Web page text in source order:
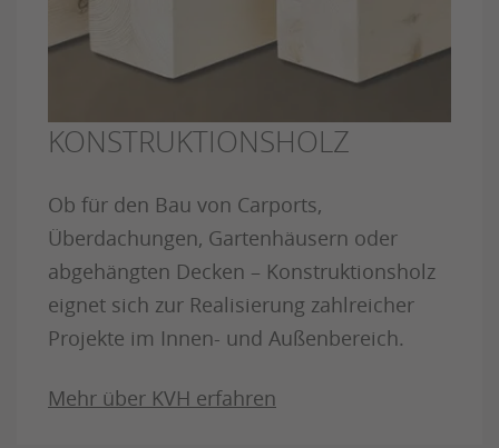
KONSTRUKTIONSHOLZ
Ob für den Bau von Carports,
Überdachungen, Gartenhäusern oder
abgehängten Decken – Konstruktionsholz
eignet sich zur Realisierung zahlreicher
Projekte im Innen- und Außenbereich.
Mehr über KVH erfahren